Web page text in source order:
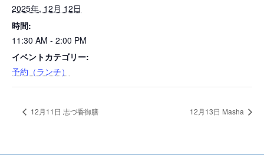
2025年, 12月 12日
時間:
11:30 AM - 2:00 PM
イベントカテゴリー:
予約（ランチ）
12月11日 志づ香御膳 12月13日 Masha